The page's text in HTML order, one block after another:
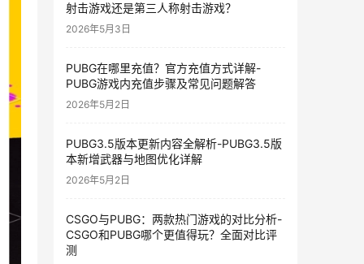
射击游戏还是第三人称射击游戏？
2026年5月3日
PUBG在哪里充值？官方充值方式详解-
PUBG游戏内充值步骤及常见问题解答
2026年5月2日
PUBG3.5版本更新内容全解析-PUBG3.5版
本新增武器与地图优化详解
2026年5月2日
CSGO与PUBG：两款热门游戏的对比分析-
CSGO和PUBG哪个更值得玩？全面对比评
测